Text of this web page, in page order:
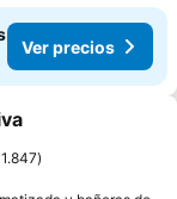
Ver precios
1.847